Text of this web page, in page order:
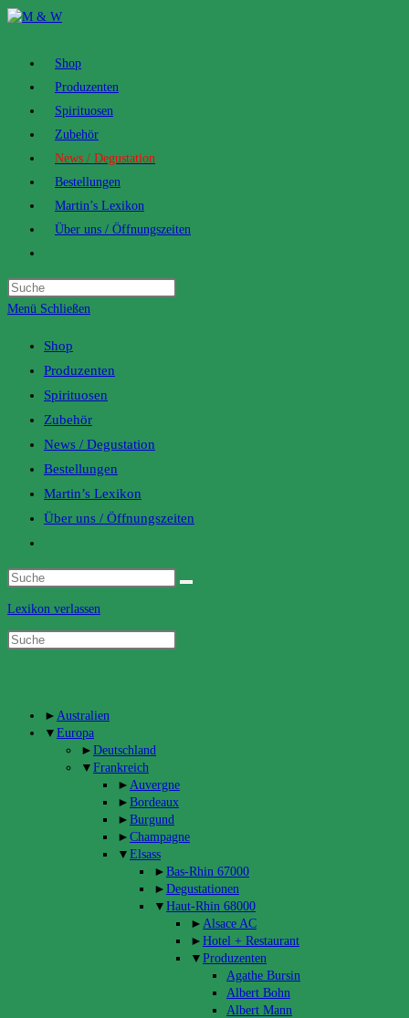
Zum
Shop
Produzenten
Spirituosen
Zubehör
News / Degustation
Bestellungen
Martin’s Lexikon
Über uns / Öffnungszeiten
website
search
Menü Schließen
Shop
Produzenten
Spirituosen
Zubehör
News / Degustation
Bestellungen
Martin’s Lexikon
Über uns / Öffnungszeiten
website
search
Lexikon verlassen
► Australien
▼ Europa
► Deutschland
▼ Frankreich
► Auvergne
► Bordeaux
► Burgund
► Champagne
▼ Elsass
► Bas-Rhin 67000
► Degustationen
▼ Haut-Rhin 68000
► Alsace AC
► Hotel + Restaurant
▼ Produzenten
Agathe Bursin
Albert Bohn
Albert Mann